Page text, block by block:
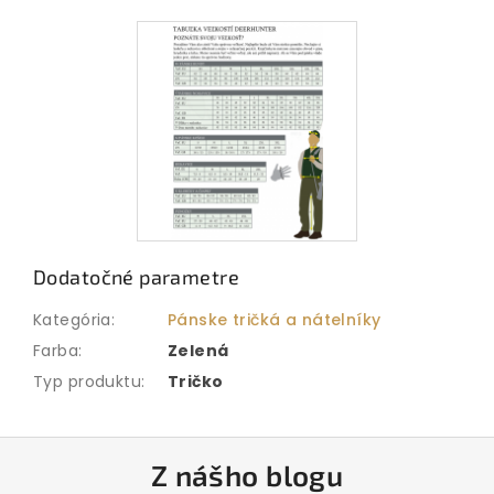
Dodatočné parametre
Kategória:
Pánske tričká a nátelníky
Farba:
Zelená
Typ produktu: Tričko
Z nášho blogu